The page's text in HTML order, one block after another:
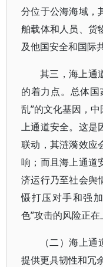
分位于公海海域，
舶载体和人员、货
及他国安全和国际
其三，海上通
的着力点。总体
乱”的文化基因，
上通道安全。这是
联动，其涟漪效应
响；而且海上通道
济运行乃至社会舆
慑打压对手和强
色”攻击的风险正在
（二）海上
提供更具韧性和冗